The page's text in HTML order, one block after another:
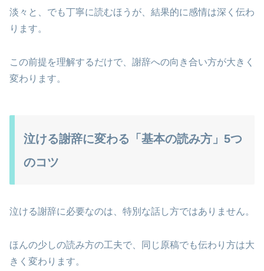
淡々と、でも丁寧に読むほうが、結果的に感情は深く伝わ
ります。
この前提を理解するだけで、謝辞への向き合い方が大きく
変わります。
泣ける謝辞に変わる「基本の読み方」5つ
のコツ
泣ける謝辞に必要なのは、特別な話し方ではありません。
ほんの少しの読み方の工夫で、同じ原稿でも伝わり方は大
きく変わります。